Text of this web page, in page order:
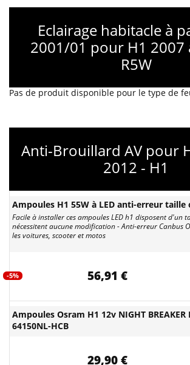
Eclairage habitacle à
2001/01 pour H1 2007
R5W
Pas de produit disponible pour le type de
Anti-Brouillard AV pour
2012 - H1
Ampoules H1 55W à LED anti-erreur taille
Facile à installer ces ampoules LED h1 disposent d'un
nécessitent aucune modification - Anti-erreur Canbus
les voitures, scooter et motos
-5% 56,91 €
Ampoules Osram H1 12v NIGHT BREAKER
64150NL-HCB
29,90 €